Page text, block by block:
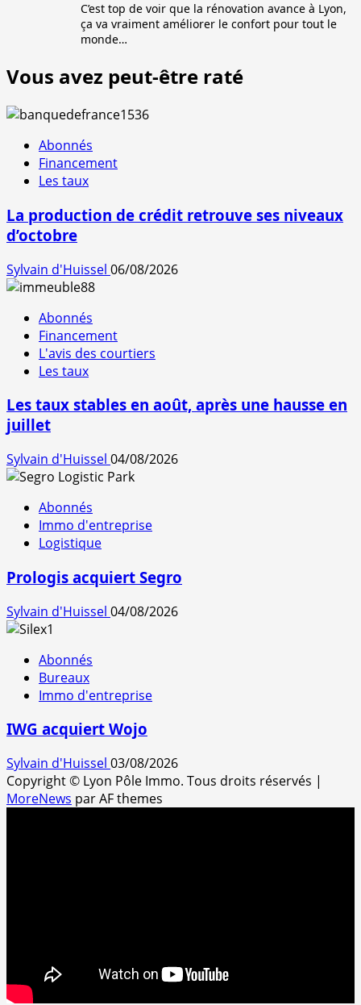
C’est top de voir que la rénovation avance à Lyon,
ça va vraiment améliorer le confort pour tout le
monde…
Vous avez peut-être raté
Abonnés
Financement
Les taux
La production de crédit retrouve ses niveaux
d’octobre
Sylvain d'Huissel 06/08/2026
Abonnés
Financement
L'avis des courtiers
Les taux
Les taux stables en août, après une hausse en
juillet
Sylvain d'Huissel 04/08/2026
Abonnés
Immo d'entreprise
Logistique
Prologis acquiert Segro
Sylvain d'Huissel 04/08/2026
Abonnés
Bureaux
Immo d'entreprise
IWG acquiert Wojo
Sylvain d'Huissel 03/08/2026
Copyright © Lyon Pôle Immo. Tous droits réservés |
MoreNews par AF themes